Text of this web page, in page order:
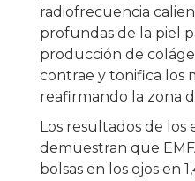
radiofrecuencia
profundas de la piel
producción de
contrae y tonifica los
reafirmando la zona
Los resultados de los
demuestran que
bolsas en los ojos en